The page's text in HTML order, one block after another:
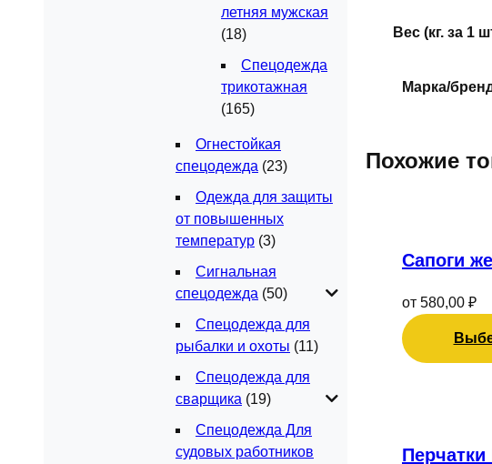
Вес (кг. за 1
Марка/
Похожие
Сапоги
от 580,00 ₽
несколько
Опции
можно
выбрать
летняя мужская
(18)
Спецодежда
трикотажная
(165)
Огнестойкая
спецодежда (23)
Одежда для защиты
от повышенных
температур (3)
Сигнальная
спецодежда (50)
Спецодежда для
рыбалки и охоты (11)
Спецодежда для
сварщика (19)
Спецодежда Для
судовых работников